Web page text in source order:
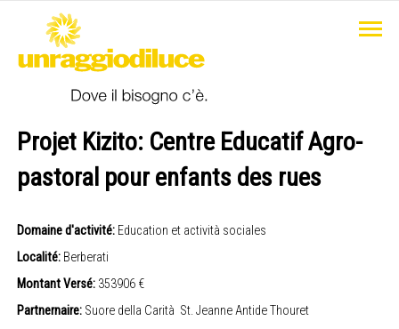
Projet Kizito: Centre Educatif Agro-
pastoral pour enfants des rues
Domaine d'activité: Education et actività sociales
Localité: Berberati
Montant Versé: 353906 €
Partnernaire: Suore della Carità St. Jeanne Antide Thouret